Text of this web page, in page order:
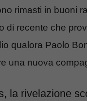
rimasti in buoni
di recente che
qualora Paolo
una nuova
la rivelazione